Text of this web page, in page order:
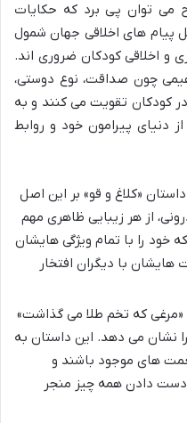
می توان پی برد که حکایات
پیام های اخلاقی جهان شمول
و اخلاقی کودکان ضروری اند.
چون صداقت، نوع دوستی،
کودکان تقویت می کنند و به
دنیای پیرامون خود و روابط
داستان «کلاغ و قو» بر این اصل
از هر زیبایی ظاهری مهم
خود را با تمام ویژگی هایشان
با دیگران افتخار
که تخم طلا می گذاشت»
نشان می دهد. این داستان به
های موجود باشند و
دست دادن همه چیز منجر